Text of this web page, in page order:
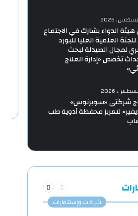
الدواء بشارك في الاجتماع
للجنة العلمية العليا للبورد
لمجال الصيدلة لبحث
تخصص «إدارة العلاج
شركتي «سوبرنوس»
لتعزيز محفظة أدوية طب
الصفحة
شركات وإستثمارات